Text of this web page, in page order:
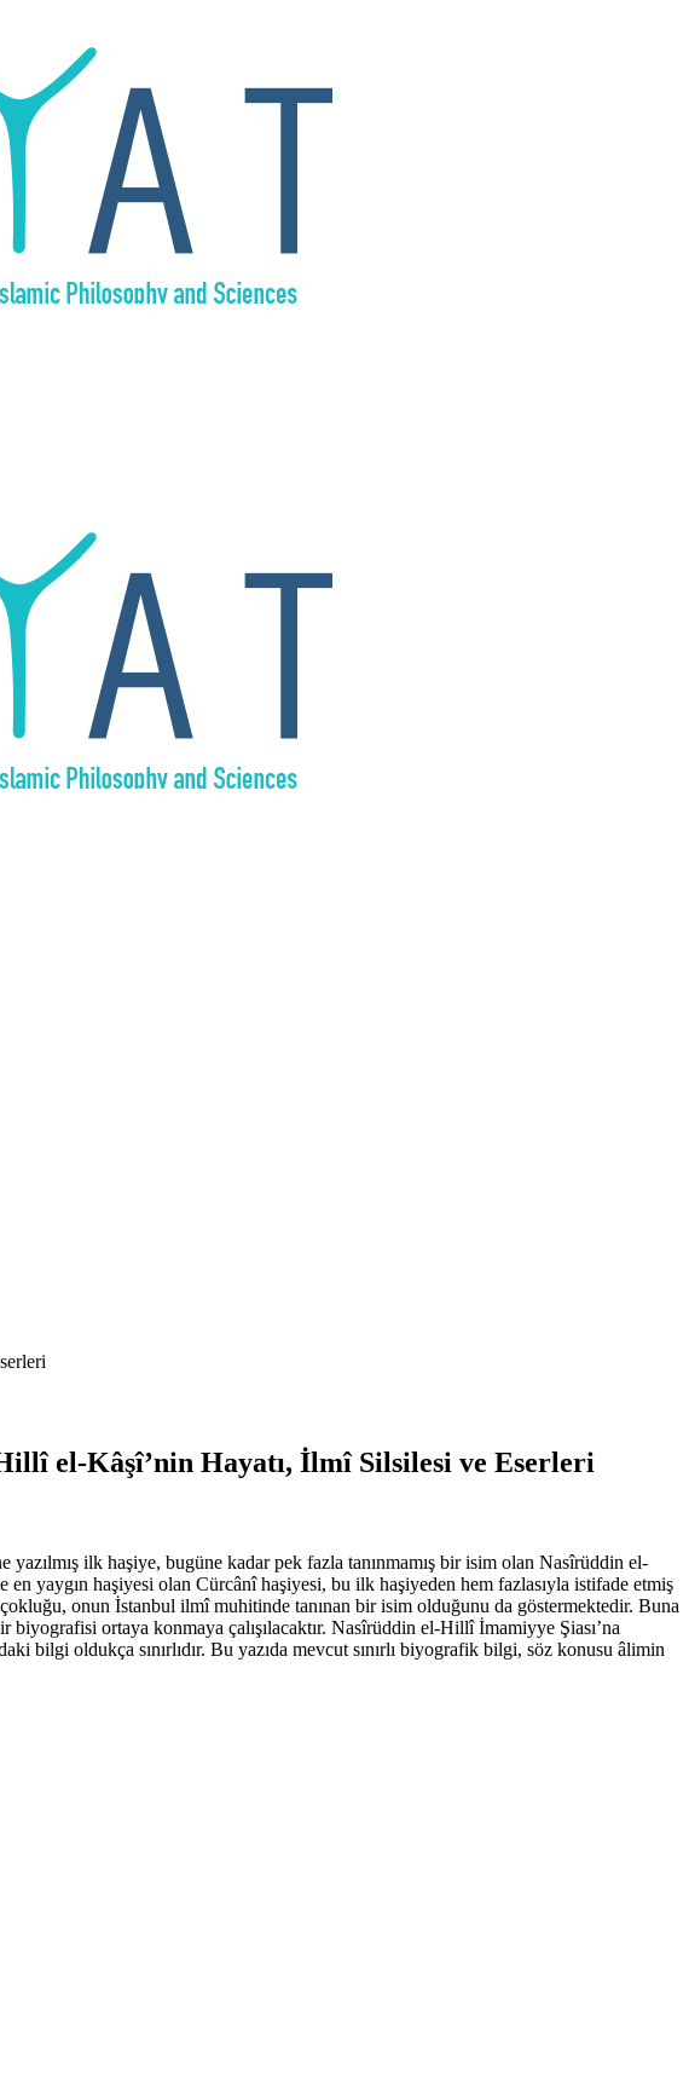
el-Kâşî’nin Hayatı, İlmî Silsilesi ve Eserleri
ilk haşiye, bugüne kadar pek fazla tanınmamış bir isim olan Nasîrüddin el-
yaygın haşiyesi olan Cürcânî haşiyesi, bu ilk haşiyeden hem fazlasıyla istifade etmiş
onun İstanbul ilmî muhitinde tanınan bir isim olduğunu da göstermektedir. Buna
ortaya konmaya çalışılacaktır. Nasîrüddin el-Hillî İmamiyye Şiası’na
bilgi oldukça sınırlıdır. Bu yazıda mevcut sınırlı biyografik bilgi, söz konusu âlimin